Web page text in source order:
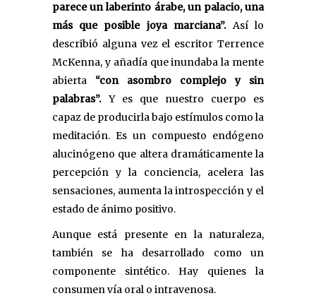
parece un laberinto árabe, un palacio, una
más que posible joya marciana”. Así lo
describió alguna vez el escritor Terrence
McKenna, y añadía que inundaba la mente
abierta “con asombro complejo y sin
palabras”. Y es que nuestro cuerpo es
capaz de producirla bajo estímulos como la
meditación. Es un compuesto endógeno
alucinógeno que altera dramáticamente la
percepción y la conciencia, acelera las
sensaciones, aumenta la introspección y el
estado de ánimo positivo.
Aunque está presente en la naturaleza,
también se ha desarrollado como un
componente sintético. Hay quienes la
consumen vía oral o intravenosa.